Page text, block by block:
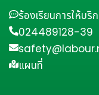
ร้องเรียนการให้บ
024489128-39
แผนที่